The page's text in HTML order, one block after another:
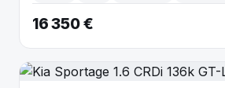
16 350 €